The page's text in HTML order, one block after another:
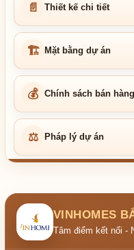
📄 Thiết kế chi tiết
🏗 Mặt bằng dự án
💰 Chính sách bán hàng
⚖ Pháp lý dự án
VINHOMES
Tâm điểm kết nối -